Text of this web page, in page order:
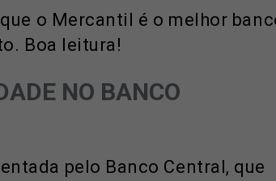
o Mercantil é o melhor
Boa leitura!
NO BANCO
pelo Banco Central, que